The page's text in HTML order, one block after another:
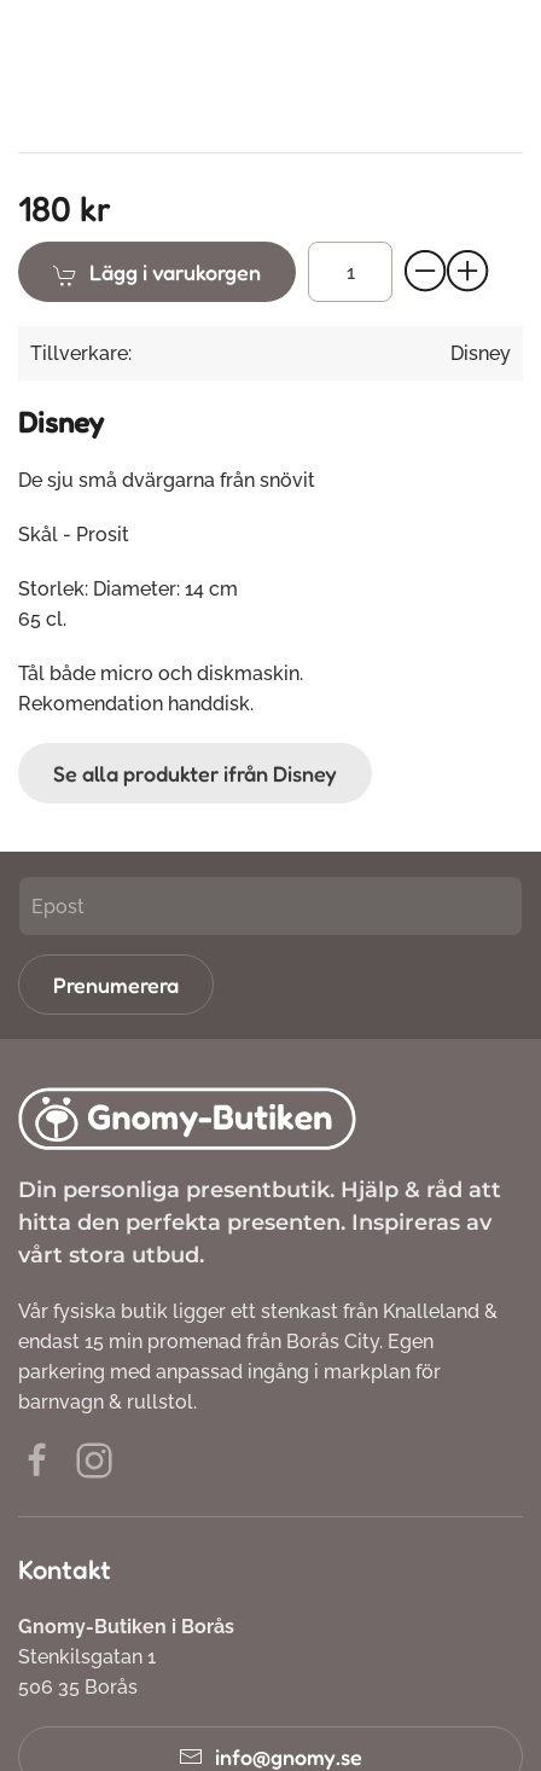
180 kr
Lägg i varukorgen
Tillverkare: Disney
Disney
De sju små dvärgarna från snövit
Skål - Prosit
Storlek: Diameter: 14 cm
65 cl.
Tål både micro och diskmaskin.
Rekomendation handdisk.
Se alla produkter ifrån Disney
Prenumerera
Din personliga presentbutik. Hjälp & råd att
hitta den perfekta presenten. Inspireras av
vårt stora utbud.
Vår fysiska butik ligger ett stenkast från Knalleland &
endast 15 min promenad från Borås City. Egen
parkering med anpassad ingång i markplan för
barnvagn & rullstol.
Kontakt
Gnomy-Butiken i Borås
Stenkilsgatan 1
506 35 Borås
info@gnomy.se